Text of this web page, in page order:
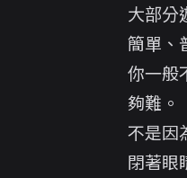
大部分
簡單、
你一般
夠難。
不是因
閉著眼